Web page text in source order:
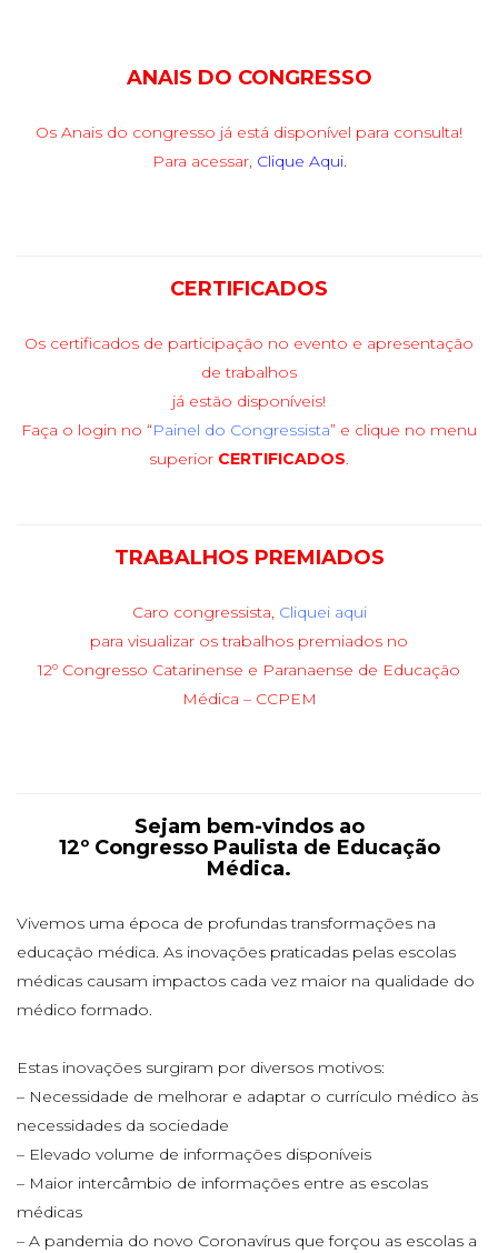
ANAIS DO CONGRESSO
Os Anais do congresso já está disponível para consulta!
Para acessar, Clique Aqui.
CERTIFICADOS
Os certificados de participação no evento e apresentação
de trabalhos
já estão disponíveis!
Faça o login no “Painel do Congressista” e clique no menu
superior CERTIFICADOS.
TRABALHOS PREMIADOS
Caro congressista, Cliquei aqui
para visualizar os trabalhos premiados no
12º Congresso Catarinense e Paranaense de Educação
Médica – CCPEM
Sejam bem-vindos ao
12º Congresso Paulista de Educação
Médica.
Vivemos uma época de profundas transformações na
educação médica. As inovações praticadas pelas escolas
médicas causam impactos cada vez maior na qualidade do
médico formado.
Estas inovações surgiram por diversos motivos:
– Necessidade de melhorar e adaptar o currículo médico às
necessidades da sociedade
– Elevado volume de informações disponíveis
– Maior intercâmbio de informações entre as escolas
médicas
– A pandemia do novo Coronavírus que forçou as escolas a